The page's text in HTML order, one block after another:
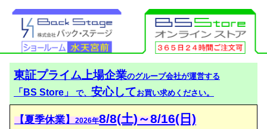
東証プライム上場企業のグループ会社が運営する
「BS Store」 で、 安心してお買い求めください。
【夏季休業】2026年8/8(土)～8/16(日)